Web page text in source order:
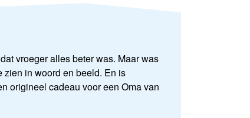
vroeger alles beter was. Maar was
zien in woord en beeld. En is
origineel cadeau voor een Oma van